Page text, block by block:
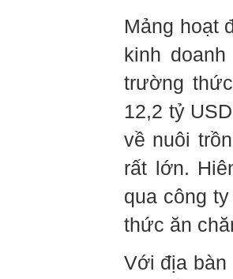
Mảng hoạt
kinh
trường
12,2 tỷ
về nuôi
rất lớn.
qua công
thức ăn
Với địa bàn